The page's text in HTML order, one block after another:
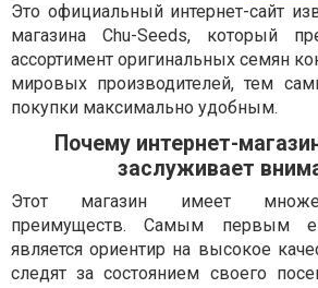
Это официальный интернет-сайт
магазина Chu-Seeds, который
ассортимент оригинальных семян
мировых производителей, тем
покупки максимально удобным.
Почему интернет-
заслуживает
Этот магазин имеет
преимуществ. Самым первым
является ориентир на высокое
следят за состоянием своего